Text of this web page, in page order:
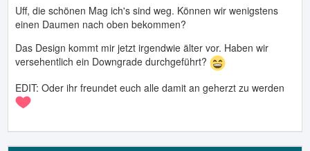
Uff, die schönen Mag ich's sind weg. Können wir wenigstens
einen Daumen nach oben bekommen?
Das Design kommt mir jetzt irgendwie älter vor. Haben wir
versehentlich ein Downgrade durchgeführt?
EDIT: Oder ihr freundet euch alle damit an geherzt zu werden